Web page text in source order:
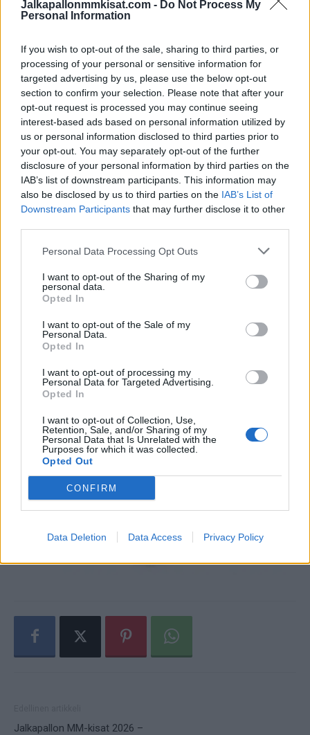
Jalkapallonmmkisat.com - Do Not Process My
Personal Information
If you wish to opt-out of the sale, sharing to third parties, or
processing of your personal or sensitive information for
targeted advertising by us, please use the below opt-out
section to confirm your selection. Please note that after your
opt-out request is processed you may continue seeing
interest-based ads based on personal information utilized by
us or personal information disclosed to third parties prior to
your opt-out. You may separately opt-out of the further
disclosure of your personal information by third parties on the
IAB’s list of downstream participants. This information may
also be disclosed by us to third parties on the IAB’s List of
Downstream Participants that may further disclose it to other
Personal Data Processing Opt Outs
I want to opt-out of the Sharing of my
personal data.
Opted In
I want to opt-out of the Sale of my
Personal Data.
Opted In
I want to opt-out of processing my
Personal Data for Targeted Advertising.
Opted In
I want to opt-out of Collection, Use,
Retention, Sale, and/or Sharing of my
Personal Data that Is Unrelated with the
Purposes for which it was collected.
Opted Out
CONFIRM
Data Deletion Data Access Privacy Policy
21:00 Australia-Egypti
Lauantai 4.7.
01:00 Argentiina-Kap Verde
04:30 Kolumbia-Ghana
Kaavio Pudotuspeleihin
Jalkapallon MM-kisat 2026 –